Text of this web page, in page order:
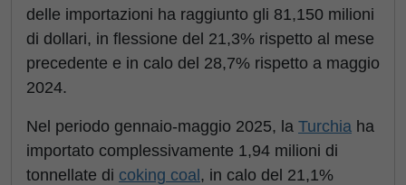
delle importazioni ha raggiunto gli 81,150 milioni
di dollari, in flessione del 21,3% rispetto al mese
precedente e in calo del 28,7% rispetto a maggio
2024.
Nel periodo gennaio-maggio 2025, la Turchia ha
importato complessivamente 1,94 milioni di
tonnellate di coking coal , in calo del 21,1%